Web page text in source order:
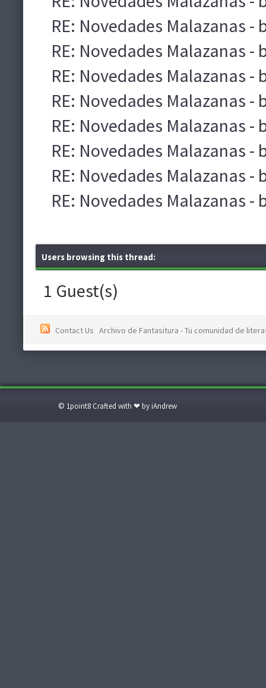
RE: Novedades Malazanas -
RE: Novedades Malazanas -
RE: Novedades Malazanas -
RE: Novedades Malazanas -
RE: Novedades Malazanas -
RE: Novedades Malazanas -
RE: Novedades Malazanas -
RE: Novedades Malazanas -
Users browsing this thread:
1 Guest(s)
Contact Us Archivo de Fantasitura - Tu comunidad de
© 1point8 Crafted with ❤ by iAndrew